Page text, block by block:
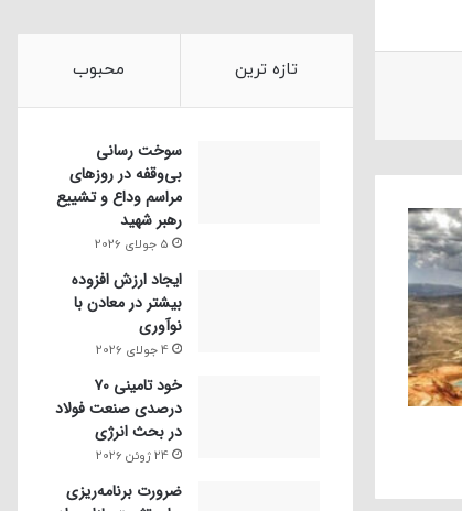
تازه ترین محبوب
سوخت رسانی
بی‌وقفه در روز‌های
مراسم وداع و تشییع
رهبر شهید
5 جولای 2026
ایجاد ارزش افزوده
بیشتر در معادن با
نوآوری
4 جولای 2026
خود تامینی ۷۰
درصدی صنعت فولاد
در بحث انرژی
24 ژوئن 2026
ضرورت برنامه‌ریزی